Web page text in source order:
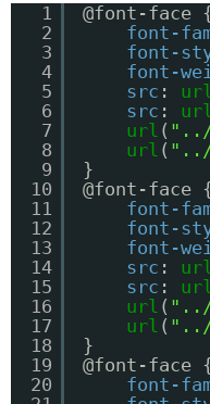
1
2
3
4
5
6
7
8
9
10
11
12
13
14
15
16
17
18
19
20
@font-face
font-
font-
font-
src : url
src : url
url ( "../
url ( "../
}
@font-face
font-
font-
font-
src : url
src : url
url ( "../
url ( "../
}
@font-face
font-